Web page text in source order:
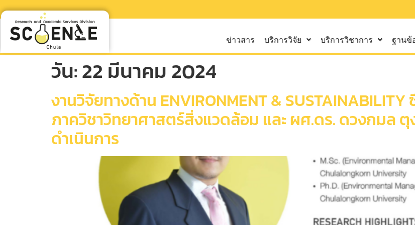
ข่าวสาร บริการวิจัย บริการวิชาการ ฐานข้
วัน:22 มีนาคม 2024
งานวิจัยทางด้าน ENVIRONMENT &
ภาควิชาวิทยาศาสตร์สิ่งแวดล้อม และ ผศ.ดร. ดวงกมล
ดำเนินการ